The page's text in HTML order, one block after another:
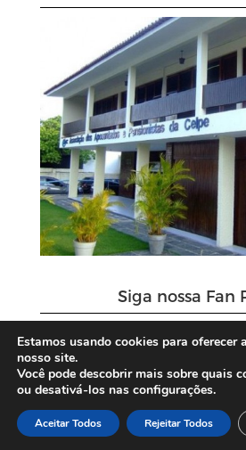
Siga nossa Fan
Estamos usando cookies para oferecer
nosso site.
Você pode descobrir mais sobre quais
ou desativá-los nas configurações.
Aceitar Todos Rejeitar Todos